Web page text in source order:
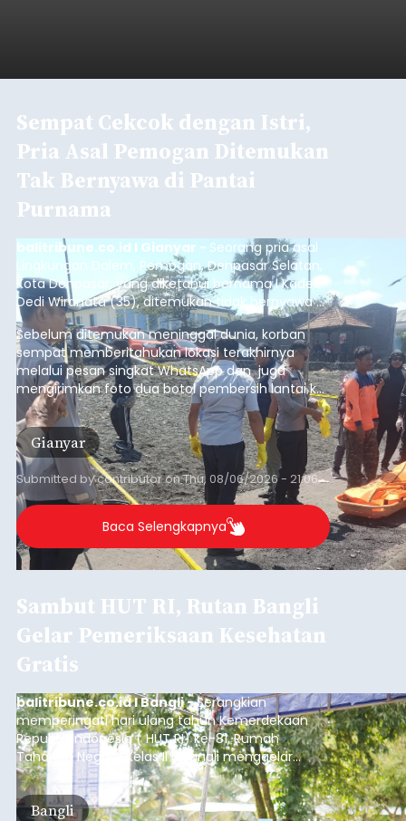
Sempat Cekcok dengan Istri,
Pria Asal Pemogan Ditemukan
Tak Bernyawa di Pantai
Purnama
balitribune.co.id I Gianyar - Seorang pria asal
Lingkungan Dalem, Pemogan, Denpasar Selatan,
Kota Denpasar, yang diketahui bernama I Kadek
Dedi Wiranata (35), ditemukan tidak bernyawa di
pesisir Pantai Purnama, Sukawati.
Sebelum ditemukan meninggal dunia, korban
sempat memberitahukan lokasi terakhirnya
melalui pesan singkat WhatsApp dan juga
mengirimkan foto dua botol pembersih lantai ke
istrinya.
Gianyar
Submitted bycontributoronThu, 08/06/2026 - 21:06
Baca Selengkapnya
Sambut HUT RI, Rutan Bangli
Gelar Pemeriksaan Kesehatan
Gratis
balitribune.co.id I Bangli -Serangkian
memperingati hari ulang tahun Kemerdekaan
Republik Indonesia ( HUT RI) ke-81, Rumah
Tahanan Negara Kelas II B Bangli menggelar
kegiatan pemeriksaan kesehatan gratis, Rabu
(6/8/2026).
Bangli